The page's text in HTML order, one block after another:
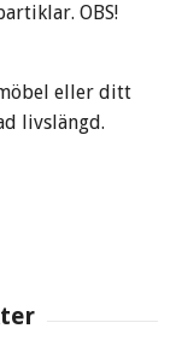
OBS!
eller ditt
livslängd.